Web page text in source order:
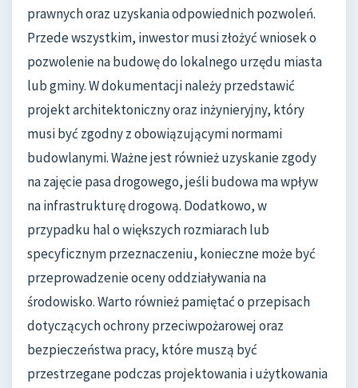
prawnych oraz uzyskania odpowiednich pozwoleń.
Przede wszystkim, inwestor musi złożyć wniosek o
pozwolenie na budowę do lokalnego urzędu miasta
lub gminy. W dokumentacji należy przedstawić
projekt architektoniczny oraz inżynieryjny, który
musi być zgodny z obowiązującymi normami
budowlanymi. Ważne jest również uzyskanie zgody
na zajęcie pasa drogowego, jeśli budowa ma wpływ
na infrastrukturę drogową. Dodatkowo, w
przypadku hal o większych rozmiarach lub
specyficznym przeznaczeniu, konieczne może być
przeprowadzenie oceny oddziaływania na
środowisko. Warto również pamiętać o przepisach
dotyczących ochrony przeciwpożarowej oraz
bezpieczeństwa pracy, które muszą być
przestrzegane podczas projektowania i użytkowania